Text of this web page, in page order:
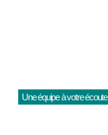
Une équipe à votre écoute